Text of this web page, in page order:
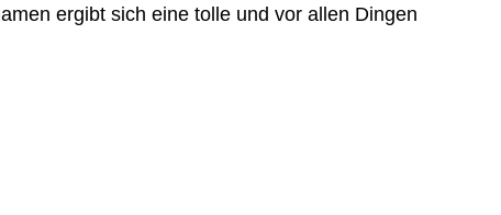
ergibt sich eine tolle und vor allen Dingen